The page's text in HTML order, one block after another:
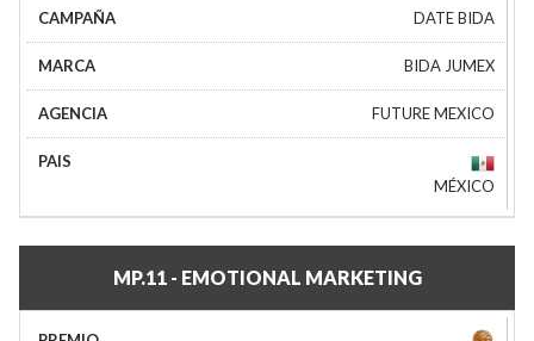
DATE BIDA
BIDA JUMEX
FUTURE MEXICO
MÉXICO
MP.11 - EMOTIONAL MARKETING